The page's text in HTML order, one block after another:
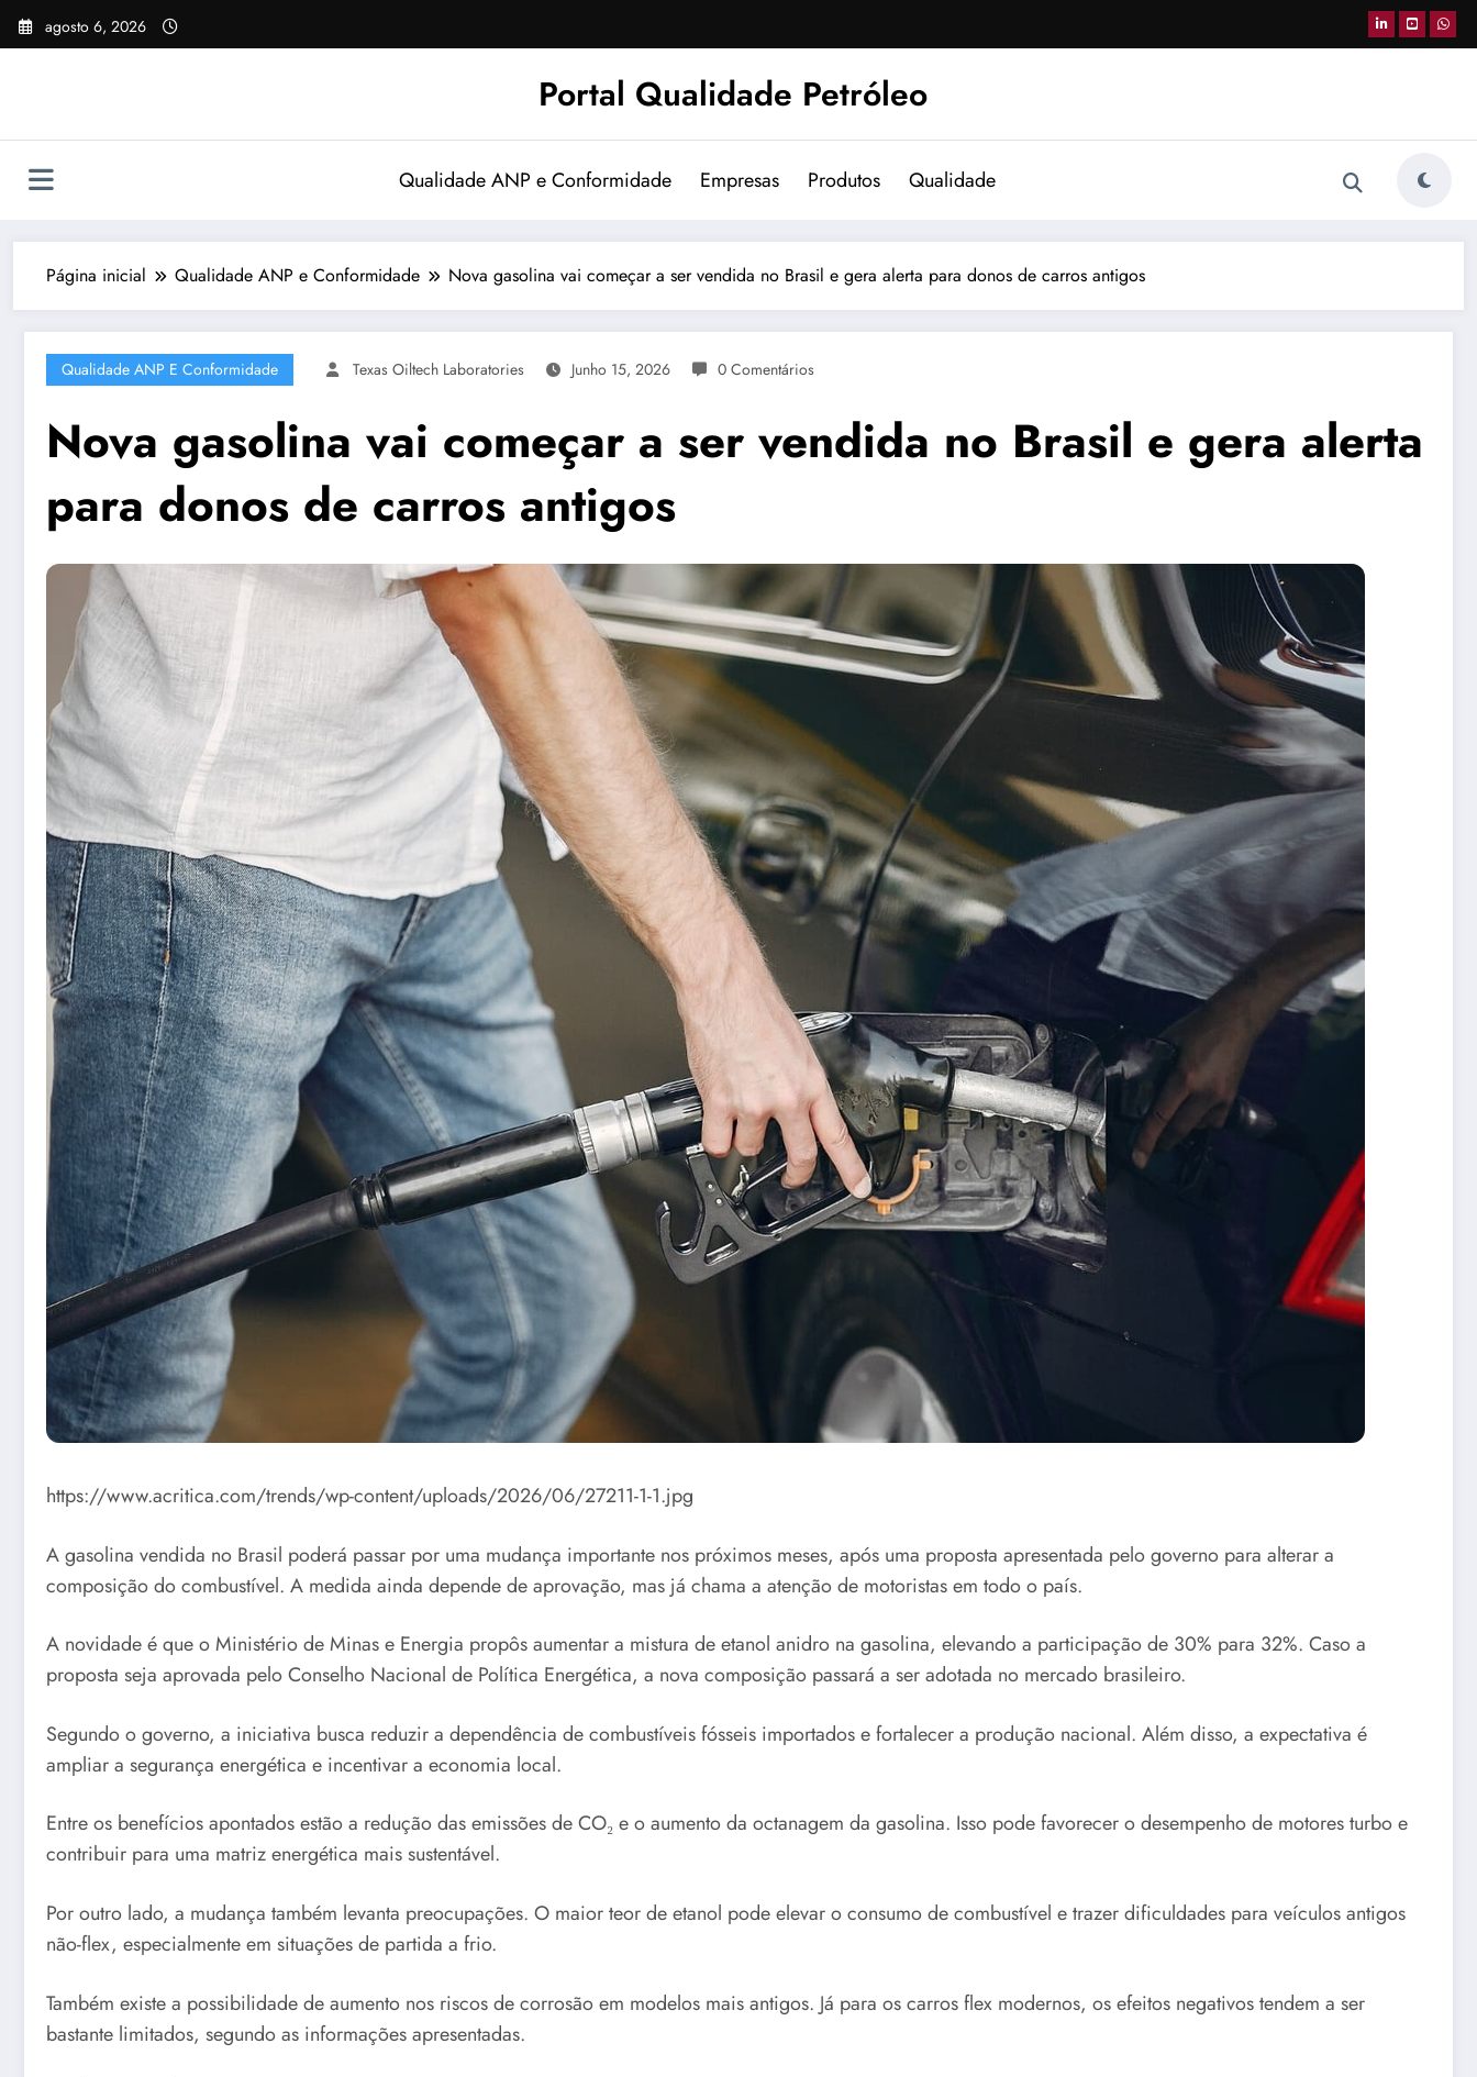
Pular
para
agosto 6, 2026
Portal Qualidade Petróleo
Qualidade ANP e Conformidade Empresas Produtos Qualidade
Página inicial Qualidade ANP e Conformidade Nova gasolina vai começar a ser vendida no Brasil e gera alerta para donos de carros antigos
Qualidade ANP E Conformidade Texas Oiltech Laboratories Junho 15, 2026 0 Comentários
Nova gasolina vai começar a ser vendida no Brasil e gera alerta
para donos de carros antigos
https://www.acritica.com/trends/wp-content/uploads/2026/06/27211-1-1.jpg
A gasolina vendida no Brasil poderá passar por uma mudança importante nos próximos meses, após uma proposta apresentada pelo governo para alterar a
composição do combustível. A medida ainda depende de aprovação, mas já chama a atenção de motoristas em todo o país.
A novidade é que o Ministério de Minas e Energia propôs aumentar a mistura de etanol anidro na gasolina, elevando a participação de 30% para 32%. Caso a
proposta seja aprovada pelo Conselho Nacional de Política Energética, a nova composição passará a ser adotada no mercado brasileiro.
Segundo o governo, a iniciativa busca reduzir a dependência de combustíveis fósseis importados e fortalecer a produção nacional. Além disso, a expectativa é
ampliar a segurança energética e incentivar a economia local.
Entre os benefícios apontados estão a redução das emissões de CO₂ e o aumento da octanagem da gasolina. Isso pode favorecer o desempenho de motores turbo e
contribuir para uma matriz energética mais sustentável.
Por outro lado, a mudança também levanta preocupações. O maior teor de etanol pode elevar o consumo de combustível e trazer dificuldades para veículos antigos
não-flex, especialmente em situações de partida a frio.
Também existe a possibilidade de aumento nos riscos de corrosão em modelos mais antigos. Já para os carros flex modernos, os efeitos negativos tendem a ser
bastante limitados, segundo as informações apresentadas.